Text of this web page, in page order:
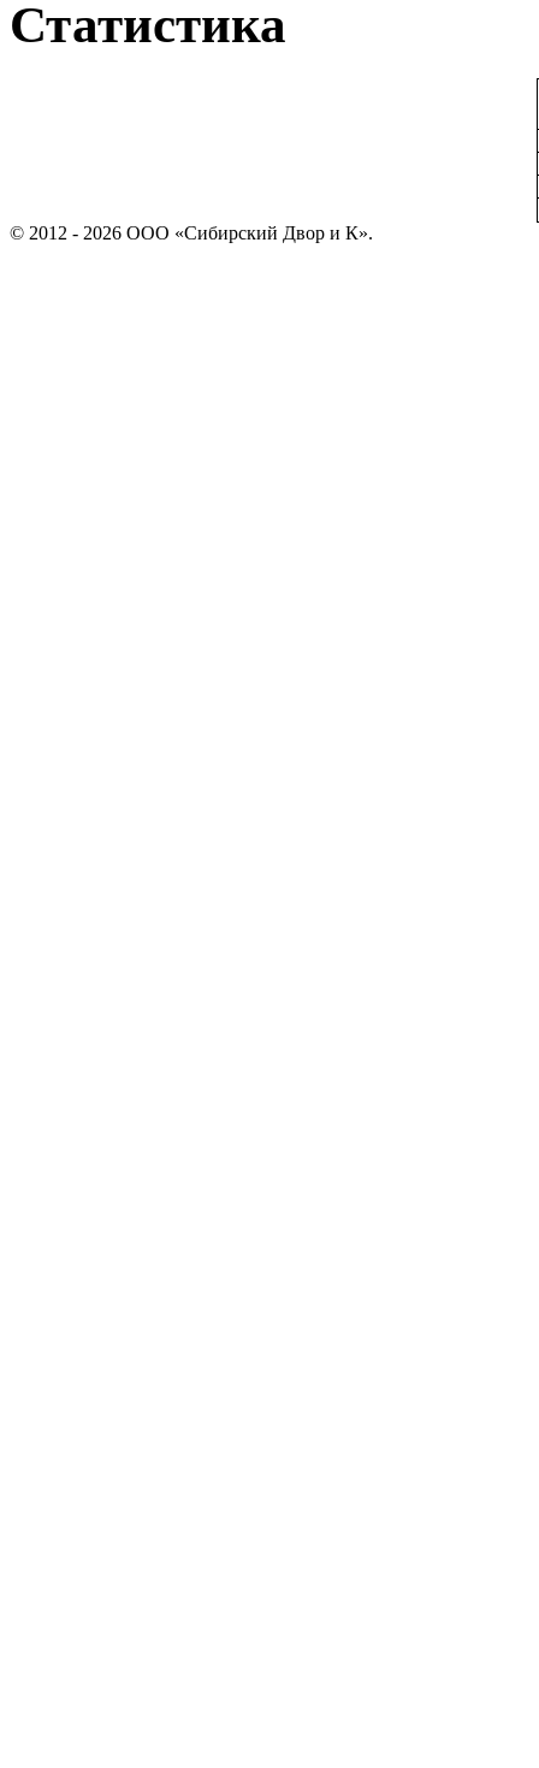
Статистика
© 2012 - 2026 ООО «Сибирский Двор и К».